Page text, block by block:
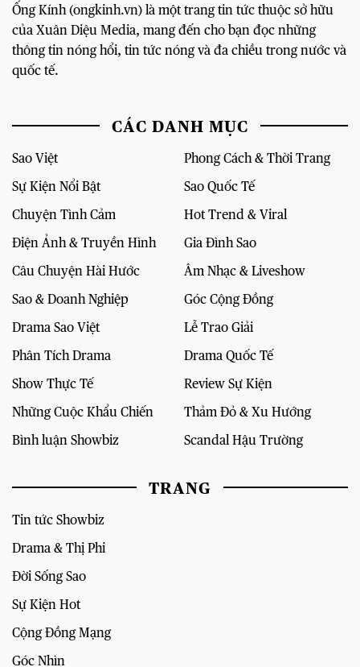
Ống Kính (ongkinh.vn) là một trang tin tức thuộc sở hữu
của Xuân Diệu Media, mang đến cho bạn đọc những
thông tin nóng hổi, tin tức nóng và đa chiều trong nước và
quốc tế.
CÁC DANH MỤC
Sao Việt
Phong Cách & Thời Trang
Sự Kiện Nổi Bật
Sao Quốc Tế
Chuyện Tình Cảm
Hot Trend & Viral
Điện Ảnh & Truyền Hình
Gia Đình Sao
Câu Chuyện Hài Hước
Âm Nhạc & Liveshow
Sao & Doanh Nghiệp
Góc Cộng Đồng
Drama Sao Việt
Lễ Trao Giải
Phân Tích Drama
Drama Quốc Tế
Show Thực Tế
Review Sự Kiện
Những Cuộc Khẩu Chiến
Thảm Đỏ & Xu Hướng
Bình luận Showbiz
Scandal Hậu Trường
TRANG
Tin tức Showbiz
Drama & Thị Phi
Đời Sống Sao
Sự Kiện Hot
Cộng Đồng Mạng
Góc Nhìn